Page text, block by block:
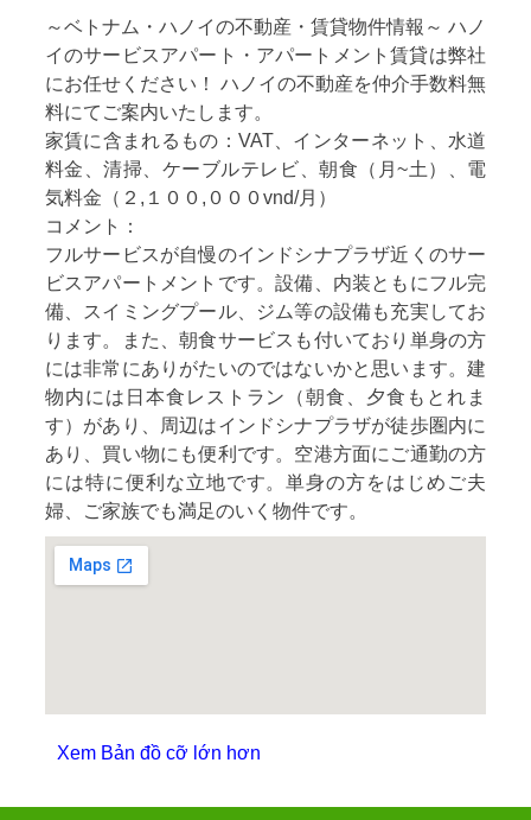
～ベトナム・ハノイの不動産・賃貸物件情報 ～ハノ
イのサービスアパート・ アパートメント賃貸は弊社
にお任せください！ ハノイの不動産を仲介手数料無
料にてご案内いたします。
家賃に含まれるもの：VAT、インターネット、水道
料金、清掃、ケーブルテレビ、朝食（月~土）、電
気料金（２,１００,０００vnd/月）
コメント：
フルサービスが自慢のインドシナプラザ近くのサー
ビスアパートメントです。設備、内装ともにフル完
備、スイミングプール、ジム等の設備も充実してお
ります。また、朝食サービスも付いており単身の方
には非常にありがたいのではないかと思います。建
物内には日本食レストラン（朝食、夕食もとれま
す）があり、周辺はインドシナプラザが徒歩圏内に
あり、買い物にも便利です。空港方面にご通勤の方
には特に便利な立地です。単身の方をはじめご夫
婦、ご家族でも満足のいく物件です。
Xem Bản đồ cỡ lớn hơn